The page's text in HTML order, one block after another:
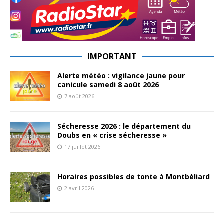
IMPORTANT
Alerte météo : vigilance jaune pour
canicule samedi 8 août 2026
7 août 2026
Sécheresse 2026 : le département du
Doubs en « crise sécheresse »
17 juillet 2026
Horaires possibles de tonte à Montbéliard
2 avril 2026